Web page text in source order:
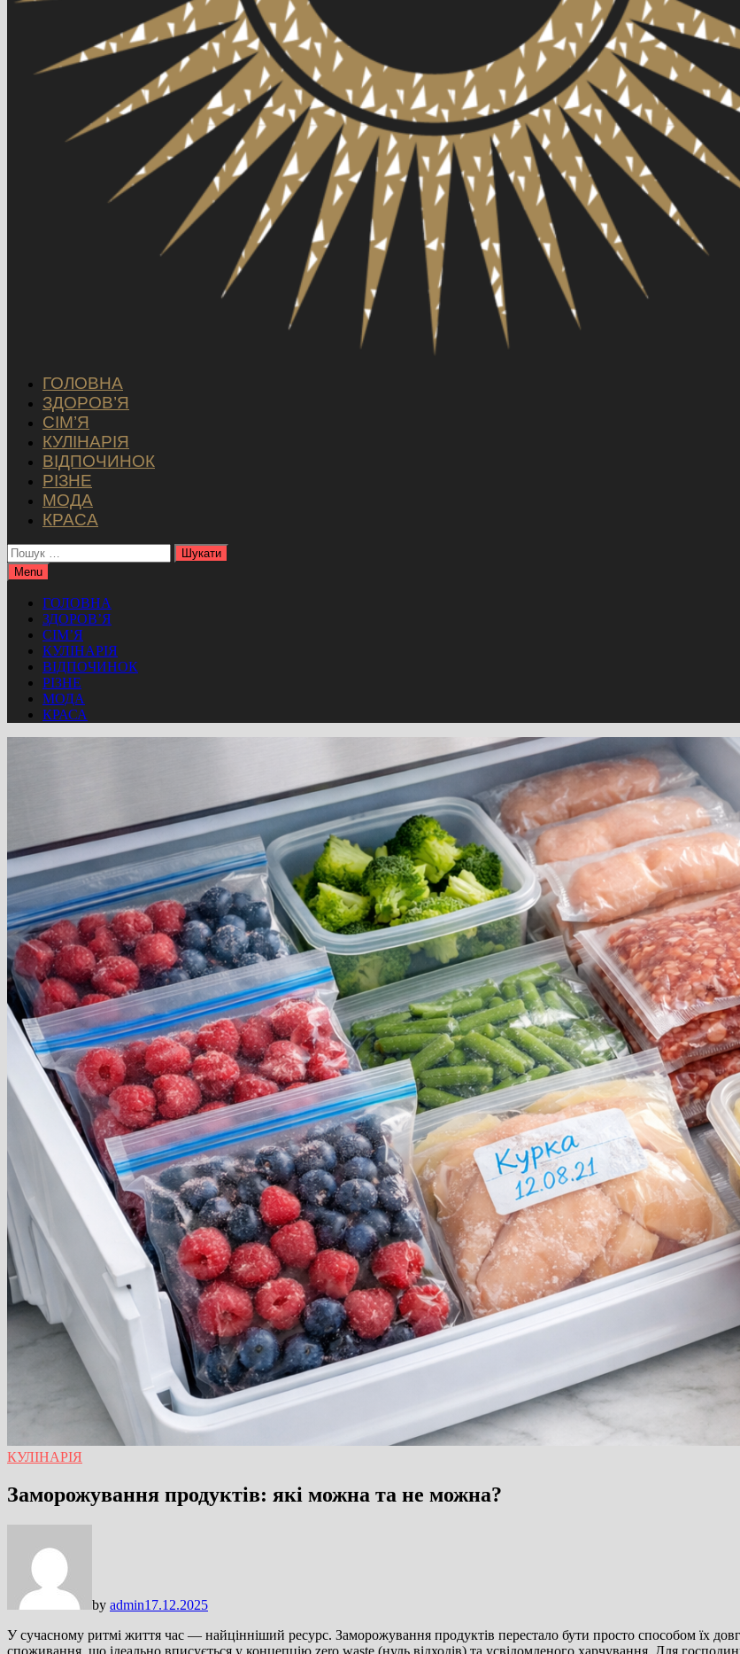
ГОЛОВНА
ЗДОРОВ’Я
СІМ’Я
КУЛІНАРІЯ
ВІДПОЧИНОК
РІЗНЕ
МОДА
КРАСА
Пошук:
Menu
ГОЛОВНА
ЗДОРОВ’Я
СІМ’Я
КУЛІНАРІЯ
ВІДПОЧИНОК
РІЗНЕ
МОДА
КРАСА
КУЛІНАРІЯ
Заморожування продуктів: які можна та не можна?
by admin17.12.2025
У сучасному ритмі життя час — найцінніший ресурс. Заморожування продуктів перестало бути просто способом їх
споживання, що ідеально вписується у концепцію zero waste (нуль відходів) та усвідомленого харчування. Для